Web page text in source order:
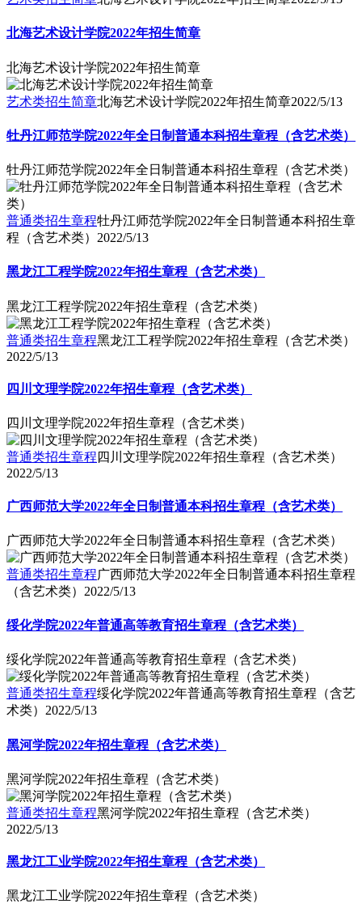
北海艺术设计学院2022年招生简章
北海艺术设计学院2022年招生简章
艺术类招生简章北海艺术设计学院2022年招生简章2022/5/13
牡丹江师范学院2022年全日制普通本科招生章程（含艺术类）
牡丹江师范学院2022年全日制普通本科招生章程（含艺术类）
普通类招生章程牡丹江师范学院2022年全日制普通本科招生章
程（含艺术类） 2022/5/13
黑龙江工程学院2022年招生章程（含艺术类）
黑龙江工程学院2022年招生章程（含艺术类）
普通类招生章程黑龙江工程学院2022年招生章程（含艺术类）
2022/5/13
四川文理学院2022年招生章程（含艺术类）
四川文理学院2022年招生章程（含艺术类）
普通类招生章程 四川文理学院2022年招生章程（含艺术类）
2022/5/13
广西师范大学2022年全日制普通本科招生章程（含艺术类）
广西师范大学2022年全日制普通本科招生章程（含艺术类）
普通类招生章程广西师范大学2022年全日制普通本科招生章程
（含艺术类） 2022/5/13
绥化学院2022年普通高等教育招生章程（含艺术类）
绥化学院2022年普通高等教育招生章程（含艺术类）
普通类招生章程绥化学院2022年普通高等教育招生章程（含艺
术类） 2022/5/13
黑河学院2022年招生章程（含艺术类）
黑河学院2022年招生章程（含艺术类）
普通类招生章程黑河学院2022年招生章程（含艺术类）
2022/5/13
黑龙江工业学院2022年招生章程（含艺术类）
黑龙江工业学院2022年招生章程（含艺术类）